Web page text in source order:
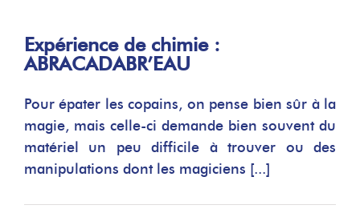
Expérience de chimie :
ABRACADABR’EAU
Pour épater les copains, on pense bien sûr à la
magie, mais celle-ci demande bien souvent du
matériel un peu difficile à trouver ou des
manipulations dont les magiciens [...]